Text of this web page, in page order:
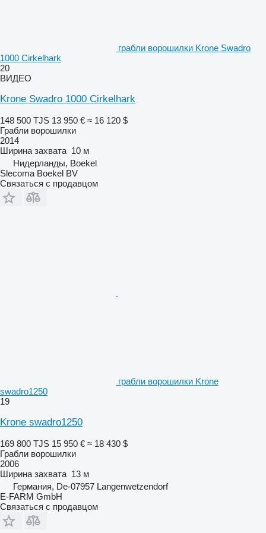
грабли ворошилки Krone Swadro
1000 Cirkelhark
20
ВИДЕО
Krone Swadro 1000 Cirkelhark
148 500 TJS 13 950 € ≈ 16 120 $
Грабли ворошилки
2014
Ширина захвата 10 м
Нидерланды, Boekel
Slecoma Boekel BV
Связаться с продавцом
грабли ворошилки Krone
swadro1250
19
Krone swadro1250
169 800 TJS 15 950 € ≈ 18 430 $
Грабли ворошилки
2006
Ширина захвата 13 м
Германия, De-07957 Langenwetzendorf
E-FARM GmbH
Связаться с продавцом